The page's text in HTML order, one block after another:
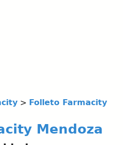
> Folleto Farmacity
Mendoza